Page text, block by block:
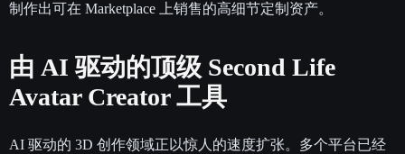
制作出可在 Marketplace 上销售的高细节定制资产。
由 AI 驱动的顶级 Second Life
Avatar Creator 工具
AI 驱动的 3D 创作领域正以惊人的速度扩张。多个平台已经